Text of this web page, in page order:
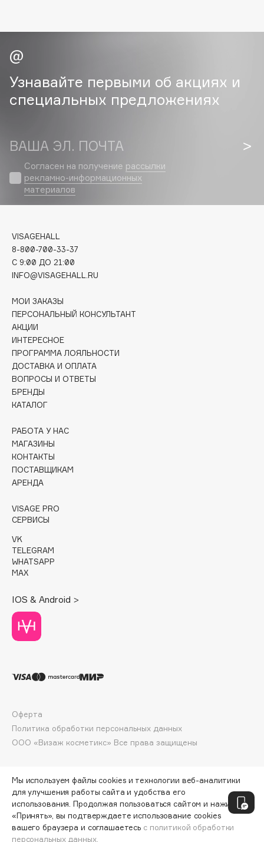
C
Capelli Dorati
Carbon Theory
Celimax
Cettua
Chupa Chups
Clarins
Clarins Precious
Clinique
Club De Nuit
Consly
Corimo
CosRX
Cottolina
Crescina
Curaprox
D
d'Alba
DABO
DARLING*
Darphin
Davines
Dessange
Dior
Divage
Dr. Vranjes Firenze
DSD de Luxe
Dyson
Узнавайте первыми об акциях и
специальных предложениях
ВАША ЭЛ. ПОЧТА
Согласен на получение рассылки
рекламно-информационных
материалов
VISAGEHALL
8-800-700-33-37
C 9:00 ДО 21:00
INFO@VISAGEHALL.RU
МОИ ЗАКАЗЫ
ПЕРСОНАЛЬНЫЙ КОНСУЛЬТАНТ
АКЦИИ
ИНТЕРЕСНОЕ
ПРОГРАММА ЛОЯЛЬНОСТИ
ДОСТАВКА И ОПЛАТА
ВОПРОСЫ И ОТВЕТЫ
БРЕНДЫ
КАТАЛОГ
РАБОТА У НАС
МАГАЗИНЫ
КОНТАКТЫ
ПОСТАВЩИКАМ
АРЕНДА
VISAGE PRO
СЕРВИСЫ
VK
TELEGRAM
WHATSAPP
MAX
IOS & Android >
ООО «Визаж косметикс» Все права защищены
Оферта
Политика обработки персональных данных
Мы используем файлы cookies и технологии веб-аналитики
для улучшения работы сайта и удобства его
использования. Продолжая пользоваться сайтом и нажимая
«Принять», вы подтверждаете использование cookies
вашего браузера и соглашаетесь с политикой обработки
персональных данных.